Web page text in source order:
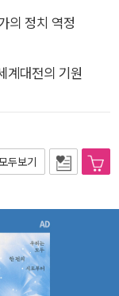
의 정치 역정
계대전의 기원
모두보기